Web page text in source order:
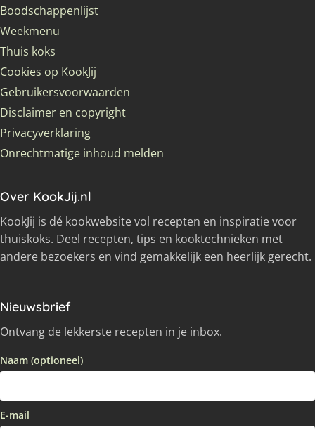
Boodschappenlijst
Weekmenu
Thuis koks
Cookies op KookJij
Gebruikersvoorwaarden
Disclaimer en copyright
Privacyverklaring
Onrechtmatige inhoud melden
Over KookJij.nl
KookJij is dé kookwebsite vol recepten en inspiratie voor
thuiskoks. Deel recepten, tips en kooktechnieken met
andere bezoekers en vind gemakkelijk een heerlijk gerecht.
Nieuwsbrief
Ontvang de lekkerste recepten in je inbox.
Naam (optioneel)
E-mail